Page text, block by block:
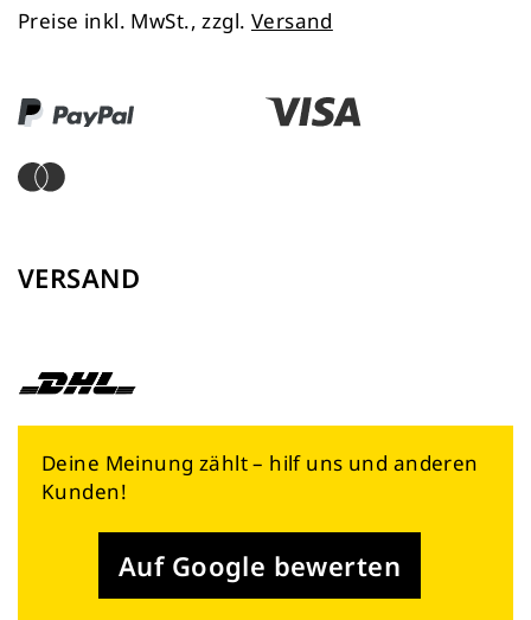
Preise inkl. MwSt., zzgl. Versand
VERSAND
Deine Meinung zählt – hilf uns und anderen
Kunden!
Auf Google bewerten